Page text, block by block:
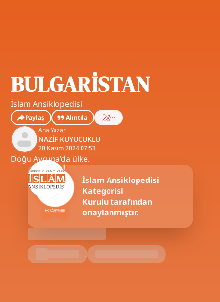
BULGARİSTAN
İslam Ansiklopedisi
Paylaş
Alıntıla
Ana Yazar
NAZİF KUYUCUKLU
20 Kasım 2024 07:53
Doğu Avrupa’da ülke.
İslam Ansiklopedisi
Kategorisi
Kurulu tarafından
onaylanmıştır.